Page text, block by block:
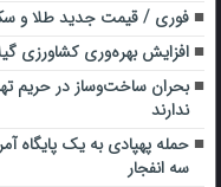
فوری / قیمت جدید طلا و سکه
افزایش بهره‌وری کشاورزی
بحران ساخت‌وساز در حریم
ندارند
حمله پهپادی به یک پایگاه
سه انفجار